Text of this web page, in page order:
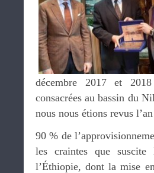
décembre 2017 et
consacrées au bassin du
nous nous étions revus
90 % de
les craintes que suscite
l’Éthiopie, dont la mise